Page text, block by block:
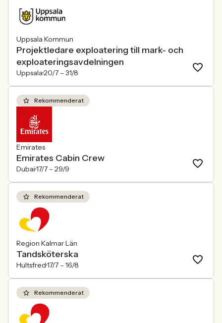
Uppsala Kommun
Projektledare exploatering till mark- och
exploateringsavdelningen
Uppsala20/7 – 31/8
Rekommenderat
Emirates
Emirates Cabin Crew
Dubai17/7 – 29/9
Rekommenderat
Region Kalmar Län
Tandsköterska
Hultsfred17/7 – 16/8
Rekommenderat